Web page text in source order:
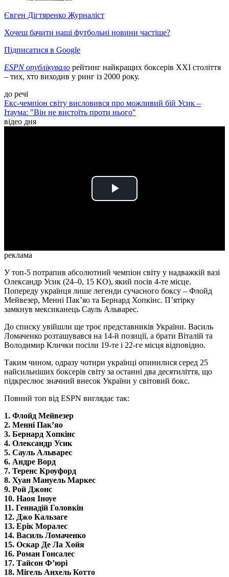
Євген Дігтяренко Журналіст
Хочеш бачити наші футбольні новини частіше?
Підписатися в Google
ESPN опублікувало рейтинг найкращих боксерів ХХІ століття
– тих, хто виходив у ринг із 2000 року.
до речі
Екс-чемпіон світу висловився про можливий бій Усик –
Ітаума: "Він не вистоїть проти нього"
відео дня
Play
реклама
У топ-5 потрапив абсолютний чемпіон світу у надважкій вазі
Олександр Усик (24–0, 15 KO), який посів 4-те місце.
Попереду українця лише легенди сучасного боксу – Флойд
Мейвезер, Менні Пак’яо та Бернард Хопкінс. П’ятірку
замкнув мексиканець Сауль Альварес.
До списку увійшли ще троє представників України. Василь
Ломаченко розташувався на 14-й позиції, а брати Віталій та
Володимир Клички посіли 19-те і 22-ге місця відповідно.
Таким чином, одразу чотири українці опинилися серед 25
найсильніших боксерів світу за останні два десятиліття, що
підкреслює значний внесок України у світовий бокс.
Повний топ від ESPN виглядає так:
1. Флойд Мейвезер
2. Менні Пак’яо
3. Бернард Хопкінс
4. Олександр Усик
5. Сауль Альварес
6. Андре Ворд
7. Теренс Кроуфорд
8. Хуан Мануель Маркес
9. Рой Джонс
10. Наоя Іноуе
11. Геннадій Головкін
12. Джо Кальзаге
13. Ерік Моралес
14. Василь Ломаченко
15. Оскар Де Ла Хойя
16. Роман Гонсалес
17. Тайсон Ф’юрі
18. Мігель Анхель Котто